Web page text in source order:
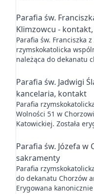
Parafia św.
Klimzowcu -
Parafia św. Franciszka
rzymskokatolicka
należąca do dekanatu
Parafia św. Jadwigi
kancelaria, kontakt
Parafia
Wolności 51 w
Katowickiej. Została
Parafia św. Józefa w
sakramenty
Parafia
do dekanatu Chorzów
Erygowana